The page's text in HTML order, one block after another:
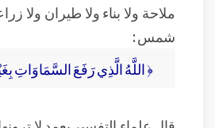
ملاحة ولا بناء ولا طيران ولا
شمس :
﴿ اللَّهُ الَّذِي رَفَعَ السَّمَاوَاتِ